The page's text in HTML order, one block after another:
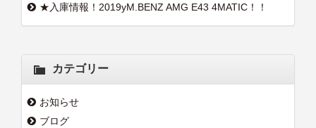
★入庫情報！2019yM.BENZ AMG E43 4MATIC！！
カテゴリー
お知らせ
ブログ